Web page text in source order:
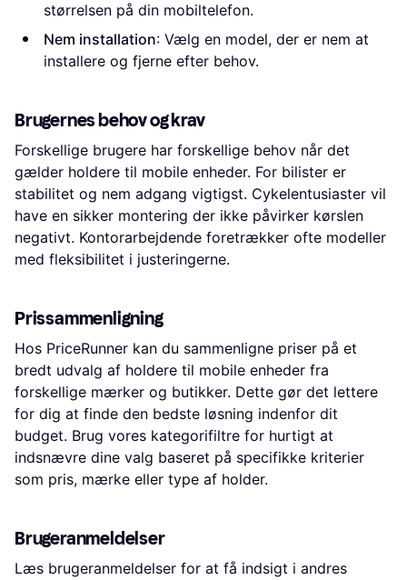
størrelsen på din mobiltelefon.
Nem installation: Vælg en model, der er nem at
installere og fjerne efter behov.
Brugernes behov og krav
Forskellige brugere har forskellige behov når det
gælder holdere til mobile enheder. For bilister er
stabilitet og nem adgang vigtigst. Cykelentusiaster vil
have en sikker montering der ikke påvirker kørslen
negativt. Kontorarbejdende foretrækker ofte modeller
med fleksibilitet i justeringerne.
Prissammenligning
Hos PriceRunner kan du sammenligne priser på et
bredt udvalg af holdere til mobile enheder fra
forskellige mærker og butikker. Dette gør det lettere
for dig at finde den bedste løsning indenfor dit
budget. Brug vores kategorifiltre for hurtigt at
indsnævre dine valg baseret på specifikke kriterier
som pris, mærke eller type af holder.
Brugeranmeldelser
Læs brugeranmeldelser for at få indsigt i andres